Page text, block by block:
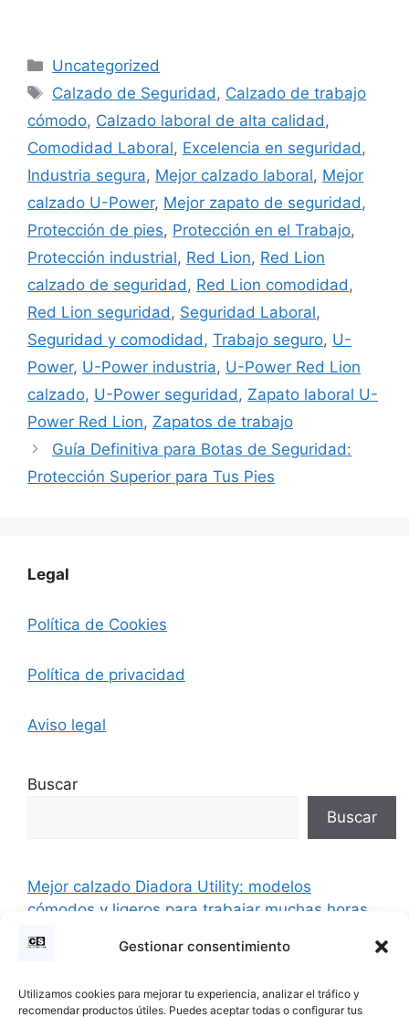
Gestionar consentimiento
Utilizamos cookies para mejorar tu experiencia, analizar el tráfico y
recomendar productos útiles. Puedes aceptar todas o configurar tus
Categorías
Uncategorized
Etiquetas
Calzado de Seguridad , Calzado de trabajo
cómodo, Calzado laboral de alta calidad ,
Comodidad Laboral, Excelencia en seguridad ,
Industria segura, Mejor calzado laboral, Mejor
calzado U-Power, Mejor zapato de seguridad ,
Protección de pies, Protección en el Trabajo,
Protección industrial, Red Lion, Red Lion
calzado de seguridad , Red Lion comodidad ,
Red Lion seguridad , Seguridad Laboral,
Seguridad y comodidad , Trabajo seguro, U-
Power, U-Power industria, U-Power Red Lion
calzado, U-Power seguridad , Zapato laboral U-
Power Red Lion, Zapatos de trabajo
Guía Definitiva para Botas de Seguridad:
Protección Superior para Tus Pies
Legal
Política de Cookies
Política de privacidad
Aviso legal
Buscar
Buscar
Mejor calzado Diadora Utility: modelos
cómodos y ligeros para trabajar muchas horas
Mejor calzado para camareros que trabajan
Mejor calzado antideslizante para cocina y